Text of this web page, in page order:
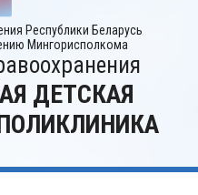
Республики Беларусь
Мингорисполкома
ДЕТСКАЯ